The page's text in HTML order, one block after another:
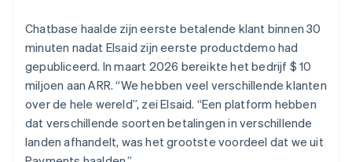
Chatbase haalde zijn eerste betalende klant binnen 30
minuten nadat Elsaid zijn eerste productdemo had
gepubliceerd. In maart 2026 bereikte het bedrijf $ 10
miljoen aan ARR. “We hebben veel verschillende klanten
over de hele wereld”, zei Elsaid. “Een platform hebben
dat verschillende soorten betalingen in verschillende
landen afhandelt, was het grootste voordeel dat we uit